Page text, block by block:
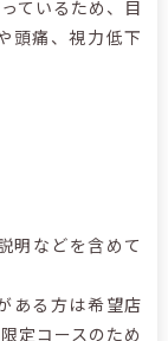
ているため、目
頭痛、視力低下
明などを含めて
ある方は希望店
定コースのため